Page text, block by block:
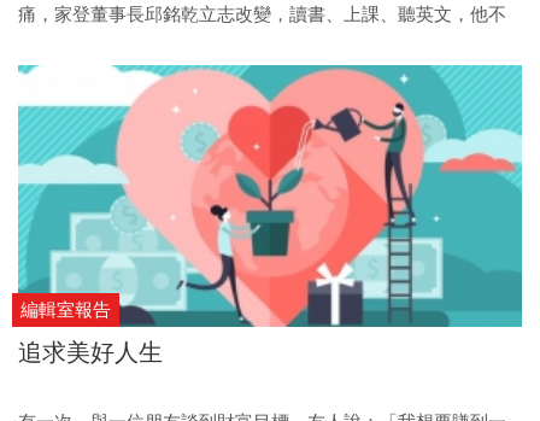
痛，家登董事長邱銘乾立志改變，讀書、上課、聽英文，他不
轉勝。
編輯室報告
追求美好人生